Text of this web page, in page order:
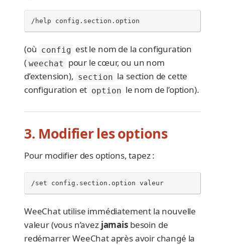
/help config.section.option
(où config est le nom de la configuration
( weechat
pour le cœur, ou un nom
d’extension), section la section de cette
configuration et option le nom de l’option).
3. Modifier les options
Pour modifier des options, tapez :
/set config.section.option valeur
WeeChat utilise immédiatement la nouvelle
valeur (vous n’avez jamais besoin de
redémarrer WeeChat après avoir changé la